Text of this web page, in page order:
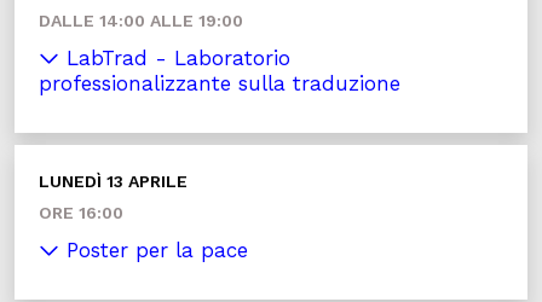
DALLE 14:00 ALLE 19:00
LabTrad - Laboratorio
professionalizzante sulla traduzione
LUNEDÌ 13 APRILE
ORE 16:00
Poster per la pace